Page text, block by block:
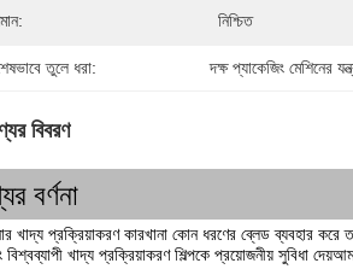
নিশ্চিত
তুলে ধরা: দক্ষ প্যাকেজিং মেশিনের
বিবরণ
বর্ণনা
খাদ্য প্রক্রিয়াকরণ কারখানা কোন ধরণের ব্লেড ব্যবহার করে
বিশ্বব্যাপী খাদ্য প্রক্রিয়াকরণ শিল্পকে প্রয়োজনীয় সুবিধা